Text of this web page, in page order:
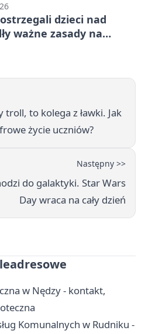
dzieci nad
ważne zasady na
to kolega z ławki. Jak
życie uczniów?
Następny >>
do galaktyki. Star Wars
Day wraca na cały dzień
w Nędzy - kontakt,
Komunalnych w Rudniku -